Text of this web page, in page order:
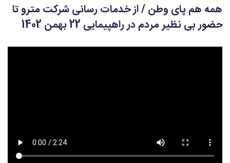
همه هم پای وطن / از خدمات رسانی شرکت مترو تا
حضور بی نظیر مردم در راهپیمایی 22 بهمن 1402